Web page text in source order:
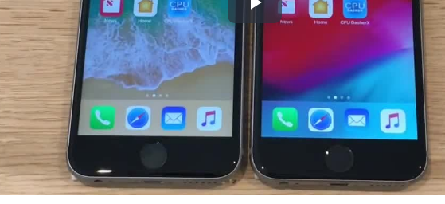
Play
Video